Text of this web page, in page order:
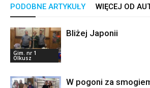
PODOBNE ARTYKUŁY WIĘCEJ OD
Gim. nr 1
Olkusz
Bliżej Japonii
W pogoni za